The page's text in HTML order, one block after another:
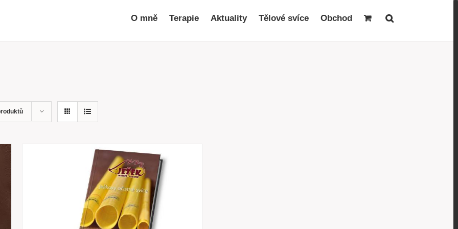
O mně Terapie Aktuality Tělové svíce Obchod